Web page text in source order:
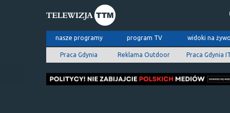
nasze programy program TV widoki na
Praca Gdynia Reklama Outdoor Praca Gdynia